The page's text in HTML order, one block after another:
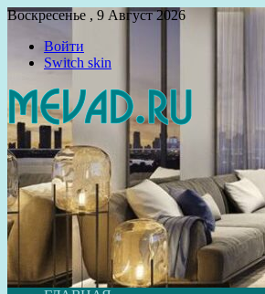
Воскресенье , 9 Август 2026
Войти
Switch skin